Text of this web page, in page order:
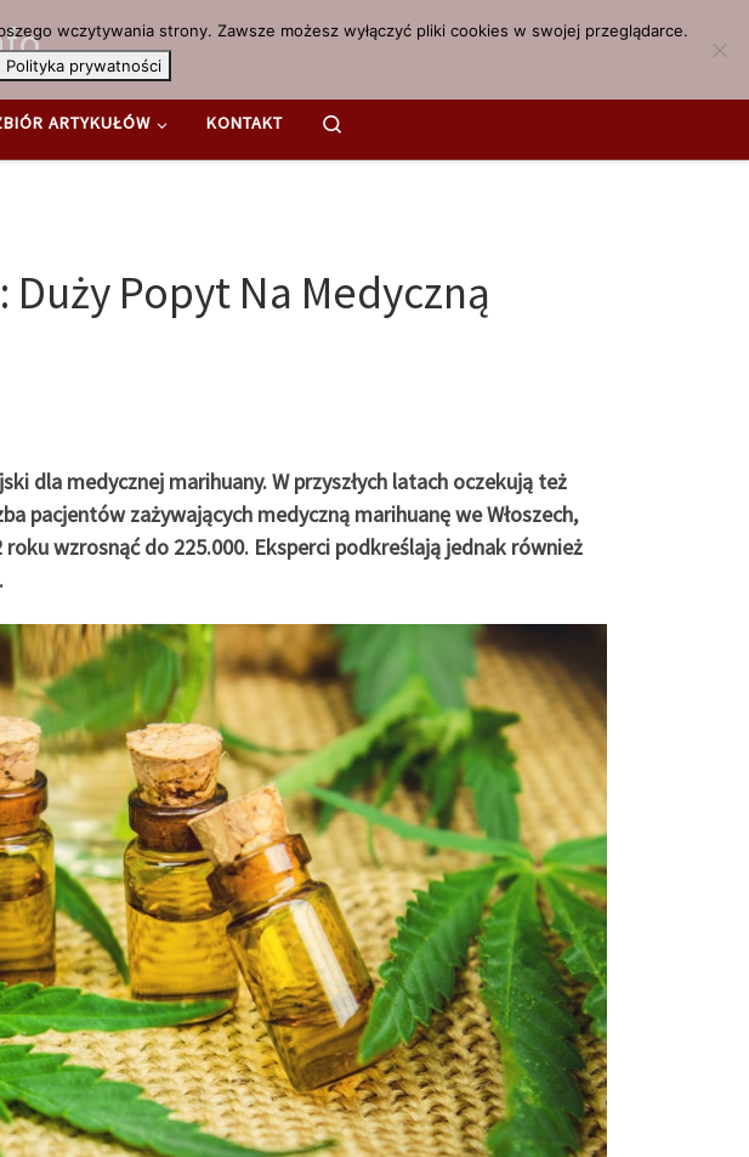
ARTYKUŁÓW KONTAKT
Popyt Na Medyczną
dla medycznej marihuany. W przyszłych latach oczekują też
pacjentów zażywających medyczną marihuanę we Włoszech,
wzrosnąć do 225.000. Eksperci podkreślają jednak również
wczytywania strony. Zawsze możesz wyłączyć pliki cookies w swojej przeglądarce.
Polityka prywatności